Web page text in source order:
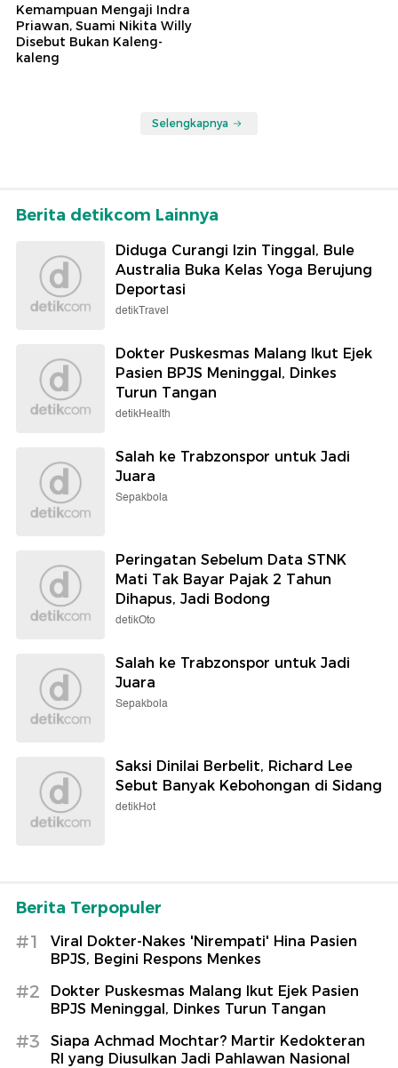
Kemampuan Mengaji Indra
Priawan, Suami Nikita Willy
Disebut Bukan Kaleng-
kaleng
Selengkapnya
Berita detikcom Lainnya
Diduga Curangi Izin Tinggal, Bule
Australia Buka Kelas Yoga Berujung
Deportasi
detikTravel
Dokter Puskesmas Malang Ikut Ejek
Pasien BPJS Meninggal, Dinkes
Turun Tangan
detikHealth
Salah ke Trabzonspor untuk Jadi
Juara
Sepakbola
Peringatan Sebelum Data STNK
Mati Tak Bayar Pajak 2 Tahun
Dihapus, Jadi Bodong
detikOto
Salah ke Trabzonspor untuk Jadi
Juara
Sepakbola
Saksi Dinilai Berbelit, Richard Lee
Sebut Banyak Kebohongan di Sidang
detikHot
Berita Terpopuler
#1
Viral Dokter-Nakes 'Nirempati' Hina Pasien
BPJS, Begini Respons Menkes
#2
Dokter Puskesmas Malang Ikut Ejek Pasien
BPJS Meninggal, Dinkes Turun Tangan
#3
Siapa Achmad Mochtar? Martir Kedokteran
RI yang Diusulkan Jadi Pahlawan Nasional